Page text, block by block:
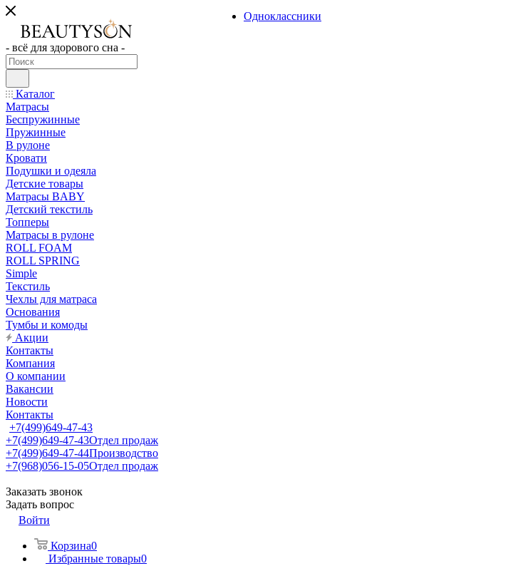
- всё для здорового сна -
Каталог
Матрасы
Беспружинные
Пружинные
В рулоне
Кровати
Подушки и одеяла
Детские товары
Матрасы BABY
Детский текстиль
Топперы
Матрасы в рулоне
ROLL FOAM
ROLL SPRING
Simple
Текстиль
Чехлы для матраса
Основания
Тумбы и комоды
Акции
Контакты
Компания
О компании
Вакансии
Новости
Контакты
+7(499)649-47-43
+7(499)649-47-43Отдел продаж
+7(499)649-47-44Производство
+7(968)056-15-05Отдел продаж
Заказать звонок
Задать вопрос
Войти
Корзина0
Избранные товары0
Одноклассники